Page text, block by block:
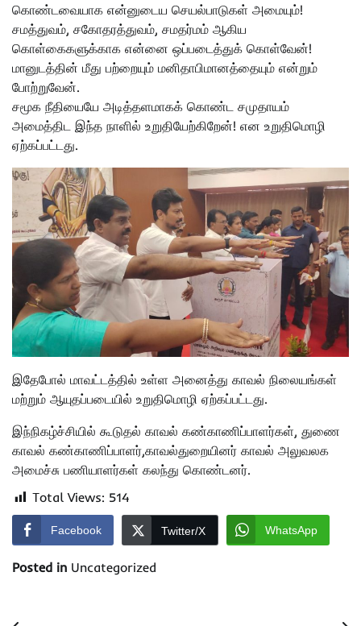
கொண்டவையாக என்னுடைய செயல்பாடுகள் அமையும்!
சமத்துவம், சகோதரத்துவம், சமதர்மம் ஆகிய
கொள்கைகளுக்காக என்னை ஒப்படைத்துக் கொள்வேன்!
மானுடத்தின் மீது பற்றையும் மனிதாபிமானத்தையும் என்றும்
போற்றுவேன்.
சமூக நீதியையே அடித்தளமாகக் கொண்ட சமுதாயம்
அமைத்திட இந்த நாளில் உறுதியேற்கிறேன்! என உறுதிமொழி
ஏற்கப்பட்டது.
இதேபோல் மாவட்டத்தில் உள்ள அனைத்து காவல் நிலையங்கள்
மற்றும் ஆயுதப்படையில் உறுதிமொழி ஏற்கப்பட்டது.
இந்நிகழ்ச்சியில் கூடுதல் காவல் கண்காணிப்பாளர்கள், துணை
காவல் கண்காணிப்பாளர்,காவல்துறையினர் காவல் அலுவலக
அமைச்சு பணியாளர்கள் கலந்து கொண்டனர்.
Total Views: 514
Facebook Twitter/X WhatsApp
Posted in Uncategorized